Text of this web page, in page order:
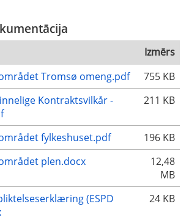
Izmērs
Tromsø omeng.pdf
755 KB
Kontraktsvilkår -
211 KB
fylkeshuset.pdf
196 KB
plen.docx
12,48
MB
(ESPD
24 KB